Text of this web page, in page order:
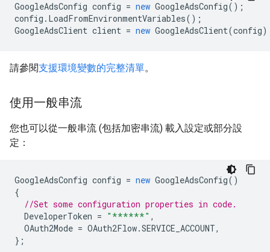
GoogleAdsConfig config = new GoogleAdsConfig();
config . LoadFromEnvironmentVariables();
GoogleAdsClient client = new GoogleAdsClient(config
請參閱支援環境變數的完整清單。
使用一般串流
您也可以從一般串流 (包括加密串流) 載入設定或部分設
定：
GoogleAdsConfig config = new GoogleAdsConfig()
{
//Set some configuration properties in code.
DeveloperToken = "******" ,
OAuth2Mode = OAuth2Flow.SERVICE_ACCOUNT,
};